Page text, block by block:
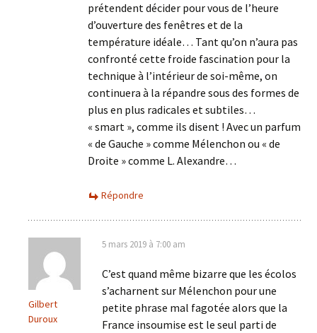
prétendent décider pour vous de l’heure
d’ouverture des fenêtres et de la
température idéale… Tant qu’on n’aura pas
confronté cette froide fascination pour la
technique à l’intérieur de soi-même, on
continuera à la répandre sous des formes de
plus en plus radicales et subtiles…
« smart », comme ils disent ! Avec un parfum
« de Gauche » comme Mélenchon ou « de
Droite » comme L. Alexandre…
Répondre
Gilbert
Duroux
5 mars 2019 à 7:00 am
C’est quand même bizarre que les écolos
s’acharnent sur Mélenchon pour une
petite phrase mal fagotée alors que la
France insoumise est le seul parti de